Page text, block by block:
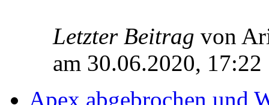
Letzter Beitrag von
am 30.06.2020, 17:22
Apex abgebrochen und